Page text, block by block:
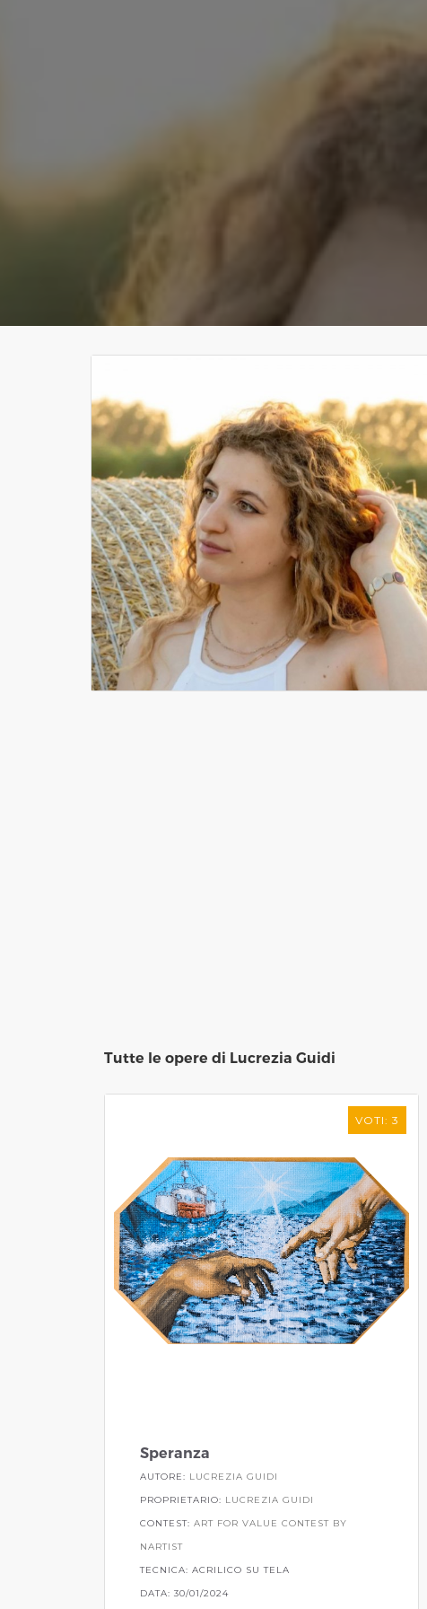
Tutte le opere di Lucrezia Guidi
VOTI: 3
Speranza
AUTORE: LUCREZIA GUIDI
PROPRIETARIO: LUCREZIA GUIDI
CONTEST: ART FOR VALUE CONTEST BY
NARTIST
TECNICA: ACRILICO SU TELA
DATA: 30/01/2024